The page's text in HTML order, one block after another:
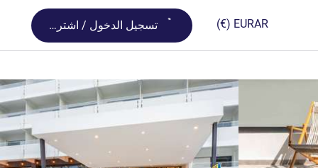
AR
EUR
(€)
Loading...
تسجيل الدخول / اشترك